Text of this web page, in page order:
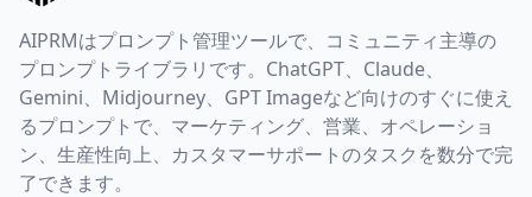
AIPRMはプロンプト管理ツールで、コミュニティ主導の
プロンプトライブラリです。ChatGPT、Claude、
Gemini、Midjourney、GPT Imageなど向けのすぐに使え
るプロンプトで、マーケティング、営業、オペレーショ
ン、生産性向上、カスタマーサポートのタスクを数分で完
了できます。